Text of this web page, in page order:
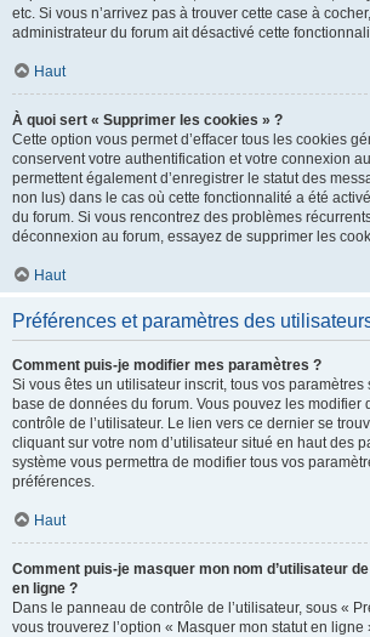
etc. Si vous n’arrivez pas à trouver cette case à
administrateur du forum ait désactivé cette
Haut
À quoi sert « Supprimer les cookies » ?
Cette option vous permet d’effacer tous les cookies
conservent votre authentification et votre connexion
permettent également d’enregistrer le statut des
non lus) dans le cas où cette fonctionnalité a été
du forum. Si vous rencontrez des problèmes
déconnexion au forum, essayez de supprimer les
Haut
Préférences et paramètres des
Comment puis-je modifier mes paramètres ?
Si vous êtes un utilisateur inscrit, tous vos paramètres
base de données du forum. Vous pouvez les modifier
contrôle de l’utilisateur. Le lien vers ce dernier se
cliquant sur votre nom d’utilisateur situé en haut des
système vous permettra de modifier tous vos
préférences.
Haut
Comment puis-je masquer mon nom d’utilisateur
en ligne ?
Dans le panneau de contrôle de l’utilisateur, sous «
vous trouverez l’option « Masquer mon statut en ligne